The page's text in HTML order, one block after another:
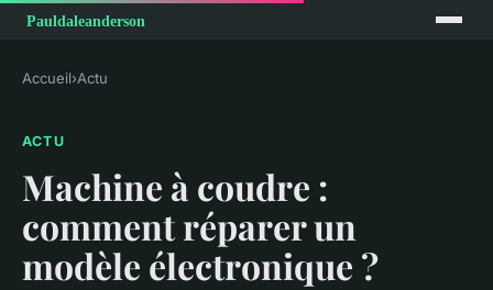
Accueil›Actu
ACTU
Machine à coudre :
comment réparer un
modèle électronique ?